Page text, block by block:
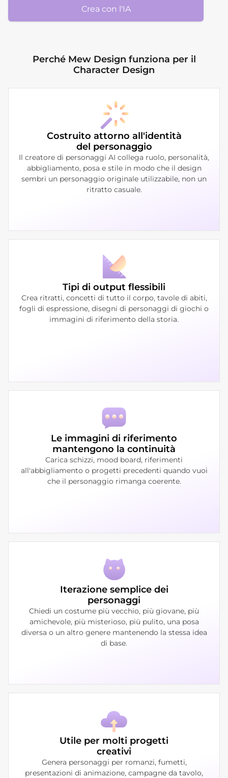
Crea con l'IA
Perché Mew Design funziona per il
Character Design
Costruito attorno all'identità
del personaggio
Il creatore di personaggi AI collega ruolo, personalità,
abbigliamento, posa e stile in modo che il design
sembri un personaggio originale utilizzabile, non un
ritratto casuale.
Tipi di output flessibili
Crea ritratti, concetti di tutto il corpo, tavole di abiti,
fogli di espressione, disegni di personaggi di giochi o
immagini di riferimento della storia.
Le immagini di riferimento
mantengono la continuità
Carica schizzi, mood board, riferimenti
all'abbigliamento o progetti precedenti quando vuoi
che il personaggio rimanga coerente.
Iterazione semplice dei
personaggi
Chiedi un costume più vecchio, più giovane, più
amichevole, più misterioso, più pulito, una posa
diversa o un altro genere mantenendo la stessa idea
di base.
Utile per molti progetti
creativi
Genera personaggi per romanzi, fumetti,
presentazioni di animazione, campagne da tavolo,